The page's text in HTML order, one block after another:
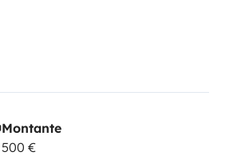
Montante
500 €